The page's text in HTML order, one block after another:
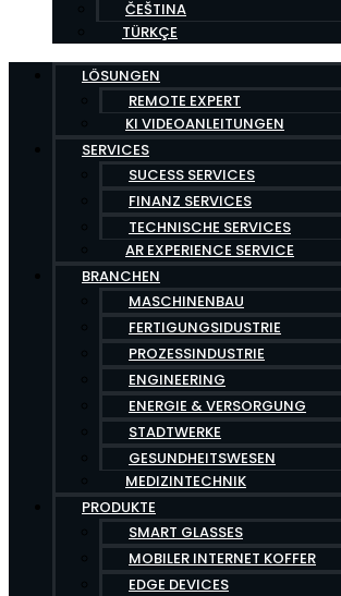
ČEŠTINA
TÜRKÇE
LÖSUNGEN
REMOTE EXPERT
KI VIDEOANLEITUNGEN
SERVICES
SUCESS SERVICES
FINANZ SERVICES
TECHNISCHE SERVICES
AR EXPERIENCE SERVICE
BRANCHEN
MASCHINENBAU
FERTIGUNGSIDUSTRIE
PROZESSINDUSTRIE
ENGINEERING
ENERGIE & VERSORGUNG
STADTWERKE
GESUNDHEITSWESEN
MEDIZINTECHNIK
PRODUKTE
SMART GLASSES
MOBILER INTERNET KOFFER
EDGE DEVICES